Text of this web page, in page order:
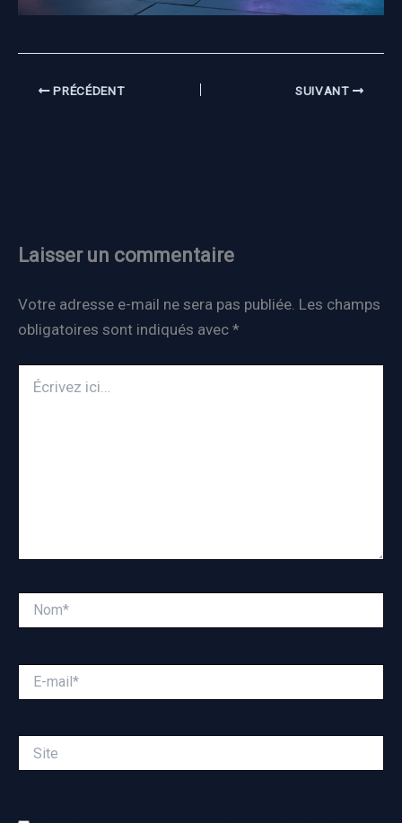
PRÉCÉDENT SUIVANT
Laisser un commentaire
Votre adresse e-mail ne sera pas publiée. Les champs
obligatoires sont indiqués avec *
ici…
mail*